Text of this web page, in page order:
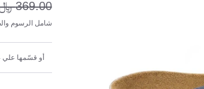
369.00 ﷼
شامل الرسوم
أو قسّمها علي 4 دفعات شهرية بقيمة 55.35 ﷼